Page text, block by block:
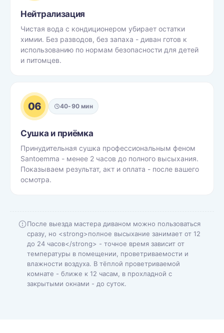
Нейтрализация
Чистая вода с кондиционером убирает остатки
химии. Без разводов, без запаха - диван готов к
использованию по нормам безопасности для детей
и питомцев.
06 40-90 мин
Сушка и приёмка
Принудительная сушка профессиональным феном
Santoemma - менее 2 часов до полного высыхания.
Показываем результат, акт и оплата - после вашего
осмотра.
После выезда мастера диваном можно пользоваться
сразу, но <strong>полное высыхание занимает от 12
до 24 часов</strong> - точное время зависит от
температуры в помещении, проветриваемости и
влажности воздуха. В тёплой проветриваемой
комнате - ближе к 12 часам, в прохладной с
закрытыми окнами - до суток.